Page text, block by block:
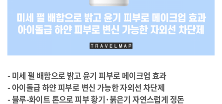
- 미세 펄 배합으로 밝고 윤기 피부로 메이크업 효과
- 아이돌급 하얀 피부로 변신 가능한 자외선 차단제
- 블루-화이트 톤으로 피부 황기·붉은기 자연스럽게 정돈